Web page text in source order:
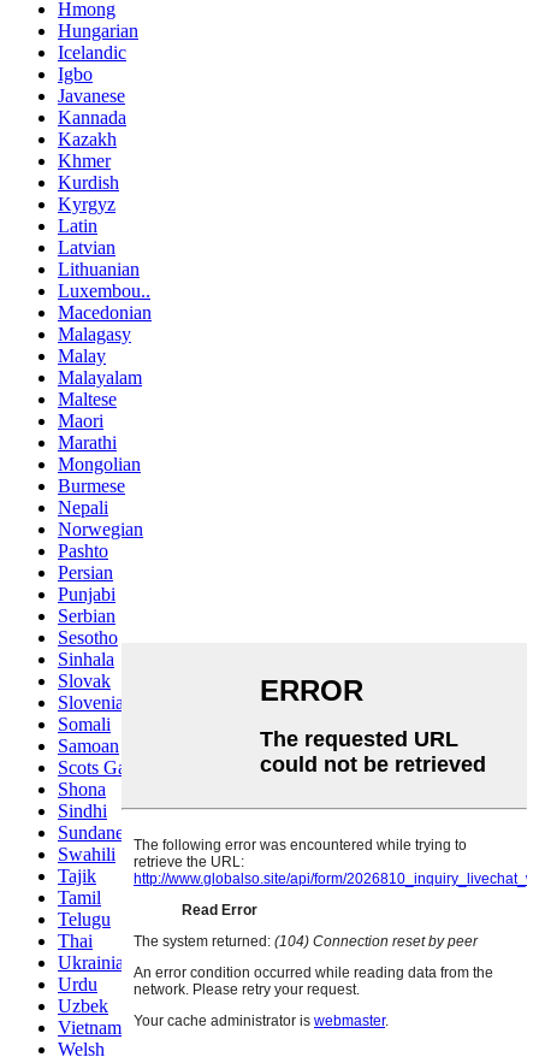
Hmong
Hungarian
Icelandic
Igbo
Javanese
Kannada
Kazakh
Khmer
Kurdish
Kyrgyz
Latin
Latvian
Lithuanian
Luxembou..
Macedonian
Malagasy
Malay
Malayalam
Maltese
Maori
Marathi
Mongolian
Burmese
Nepali
Norwegian
Pashto
Persian
Punjabi
Serbian
Sesotho
Sinhala
Slovak
Slovenian
Somali
Samoan
Scots Gaelic
Shona
Sindhi
Sundanese
Swahili
Tajik
Tamil
Telugu
Thai
Ukrainian
Urdu
Uzbek
Vietnamese
Welsh